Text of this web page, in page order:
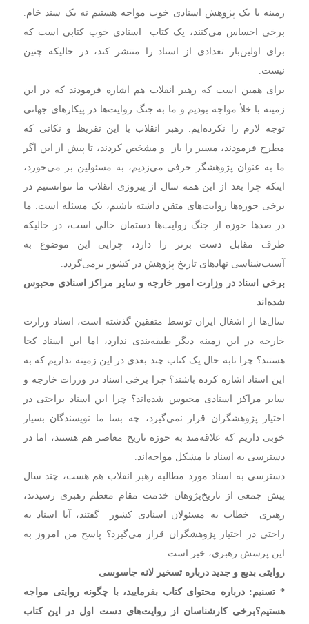
زمینه با یک پژوهش اسنادی خوب مواجه هستیم نه یک سند خام.
برخی احساس می‌کنند، یک کتاب اسنادی خوب کتابی است که
برای اولین‌بار تعدادی از اسناد را منتشر کند،‌ در حالیکه چنین
نیست.
برای همین است که رهبر انقلاب هم اشاره فرمودند که در این
زمینه با خلأ مواجه بودیم و ما به جنگ روایت‌ها در پیکارهای جهانی
توجه لازم را نکرده‌ایم. رهبر انقلاب با این تقریظ و نکاتی که
مطرح فرمودند‌، مسیر را باز و مشخص کردند،‌ تا پیش از این اگر
ما به عنوان پژوهشگر حرفی می‌زدیم،‌ به مسئولین بر می‌خورد،‌
اینکه چرا بعد از این همه سال از پیروزی انقلاب ما نتوانستیم در
برخی حوزه‌ها روایت‌های متقن داشته باشیم،‌ یک مسئله است. ما
در صدها حوزه از جنگ روایت‌ها دستمان خالی است‌، در حالیکه
طرف مقابل دست برتر را دارد،‌ چرایی این موضوع به
آسیب‌شناسی نهادهای تاریخ پژوهش در کشور برمی‌گردد.
برخی اسناد در وزارت امور خارجه و سایر مراکز اسنادی محبوس
شده‌اند
سال‌ها از اشغال ایران توسط متفقین گذشته است‌، اسناد وزارت
خارجه در این زمینه دیگر طبقه‌بندی ندارد،‌ اما این اسناد کجا
هستند؟ چرا تابه حال یک کتاب چند بعدی در این زمینه نداریم که به
این اسناد اشاره کرده باشند؟ چرا برخی اسناد در وزرات خارجه و
سایر مراکز اسنادی محبوس شده‌اند؟ چرا این اسناد براحتی در
اختیار پژوهشگران قرار نمی‌گیرد،‌ چه بسا ما نویسندگان بسیار
خوبی داریم که علاقه‌مند به حوزه تاریخ معاصر هم هستند‌، اما در
دسترسی به اسناد با مشکل مواجه‌اند.
دسترسی به اسناد مورد مطالبه رهبر انقلاب هم هست،‌ چند سال
پیش جمعی از تاریخ‌پژوهان خدمت مقام معظم رهبری رسیدند،‌
رهبری خطاب به مسئولان اسنادی کشور گفتند، آیا اسناد به
راحتی در اختیار پژوهشگران قرار می‌گیرد؟ پاسخ من امروز به
این پرسش رهبری، خیر است.
روایتی بدیع و جدید درباره تسخیر لانه جاسوسی
* تسنیم: درباره محتوای کتاب بفرمایید،‌ با چگونه روایتی مواجه
هستیم؟برخی کارشناسان از روایت‌های دست اول در این کتاب